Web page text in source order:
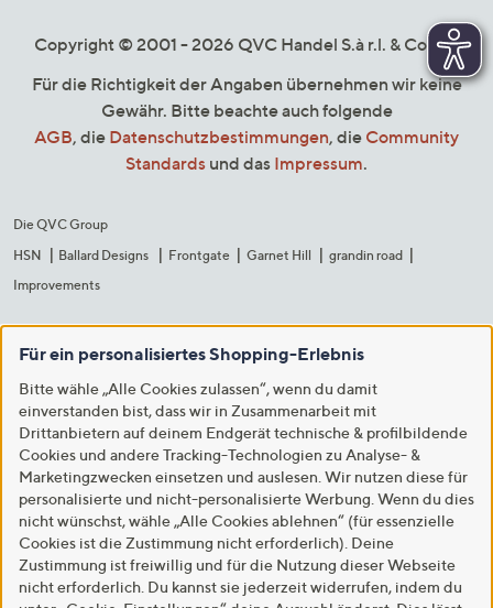
Copyright © 2001 - 2026 QVC Handel S.à r.l. & Co. KG
Für die Richtigkeit der Angaben übernehmen wir keine
Gewähr. Bitte beachte auch folgende
AGB, die Datenschutzbestimmungen, die Community
Standards und das Impressum.
Die QVC Group
HSN
Ballard Designs Frontgate Garnet Hill
grandin road
Improvements
Für ein personalisiertes Shopping-Erlebnis
Bitte wähle „Alle Cookies zulassen“, wenn du damit
einverstanden bist, dass wir in Zusammenarbeit mit
Drittanbietern auf deinem Endgerät technische & profilbildende
Cookies und andere Tracking-Technologien zu Analyse- &
Marketingzwecken einsetzen und auslesen. Wir nutzen diese für
personalisierte und nicht-personalisierte Werbung. Wenn du dies
nicht wünschst, wähle „Alle Cookies ablehnen“ (für essenzielle
Cookies ist die Zustimmung nicht erforderlich). Deine
Zustimmung ist freiwillig und für die Nutzung dieser Webseite
nicht erforderlich. Du kannst sie jederzeit widerrufen, indem du